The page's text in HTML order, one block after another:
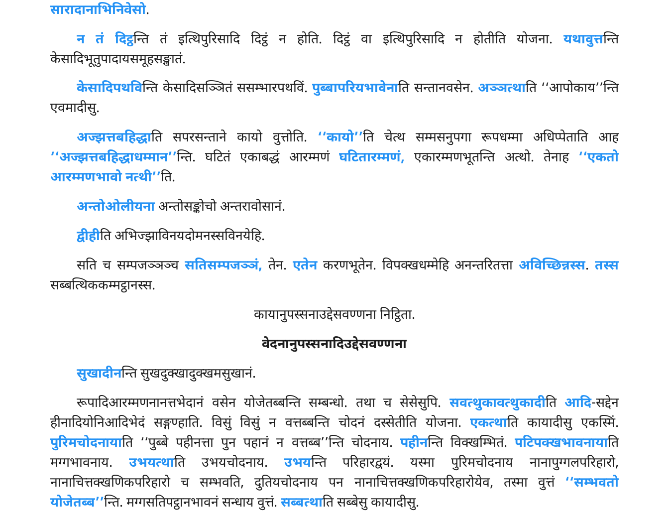
सारादानाभिनिवेसो.
न तं दिट्ठन्ति तं इत्थिपुरिसादि दिट्ठं न होति. दिट्ठं वा इत्थिपुरिसादि न होतीति योजना.यथावुत्तन्ति
केसादिभूतुपादायसमूहसङ्खातं.
केसादिपथविन्ति केसादिसञ्ञितं ससम्भारपथविं.पुब्बापरियभावेनाति सन्तानवसेन. अञ्ञत्थाति ‘‘आपोकाय’’न्ति
एवमादीसु.
अज्झत्तबहिद्धाति सपरसन्ताने कायो वुत्तोति. ‘‘कायो’’ति चेत्थ सम्मसनुपगा रूपधम्मा अधिप्पेताति आह
‘‘अज्झत्तबहिद्धाधम्मान’’न्ति. घटितं एकाबद्धं आरम्मणं घटितारम्मणं, एकारम्मणभूतन्ति अत्थो. तेनाह ‘‘एकतो
आरम्मणभावो नत्थी’’ति.
अन्तोओलीयनाअन्तोसङ्कोचो अन्तरावोसानं.
द्वीहीति अभिज्झाविनयदोमनस्सविनयेहि.
सति च सम्पजञ्ञञ्च सतिसम्पजञ्ञं, तेन. एतेनकरणभूतेन. विपक्खधम्मेहि अनन्तरितत्ता अविच्छिन्नस्स.तस्स
सब्बत्थिककम्मट्ठानस्स.
कायानुपस्सनाउद्देसवण्णना निट्ठिता.
वेदनानुपस्सनादिउद्देसवण्णना
सुखादीनन्तिसुखदुक्खादुक्खमसुखानं.
रूपादिआरम्मणनानत्तभेदानं वसेन योजेतब्बन्ति सम्बन्धो. तथा च सेसेसुपि. सवत्थुकावत्थुकादीति आदि-सद्देन
हीनादियोनिआदिभेदं सङ्गण्हाति. विसुं विसुं न वत्तब्बन्ति चोदनं दस्सेतीति योजना.एकत्थाति कायादीसु एकस्मिं.
पुरिमचोदनायाति ‘‘पुब्बे पहीनत्ता पुन पहानं न वत्तब्ब’’न्ति चोदनाय. पहीनन्ति विक्खम्भितं.पटिपक्खभावनायाति
मग्गभावनाय. उभयत्थाति उभयचोदनाय. उभयन्ति परिहारद्वयं. यस्मा पुरिमचोदनाय नानापुग्गलपरिहारो,
नानाचित्तक्खणिकपरिहारो च सम्भवति, दुतियचोदनाय पन नानाचित्तक्खणिकपरिहारोयेव, तस्मा वुत्तं ‘‘सम्भवतो
योजेतब्ब’’न्ति. मग्गसतिपट्ठानभावनं सन्धाय वुत्तं. सब्बत्थाति सब्बेसु कायादीसु.